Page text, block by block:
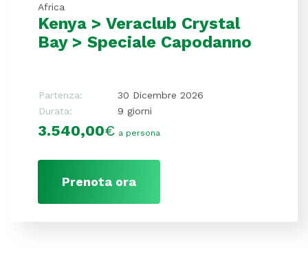
Africa
Kenya > Veraclub Crystal
Bay > Speciale Capodanno
Partenza:
30 Dicembre 2026
Durata:
9 giorni
3.540,00€ a persona
Prenota ora